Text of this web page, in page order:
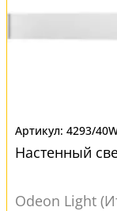
4293/
Настенный
Odeon Light